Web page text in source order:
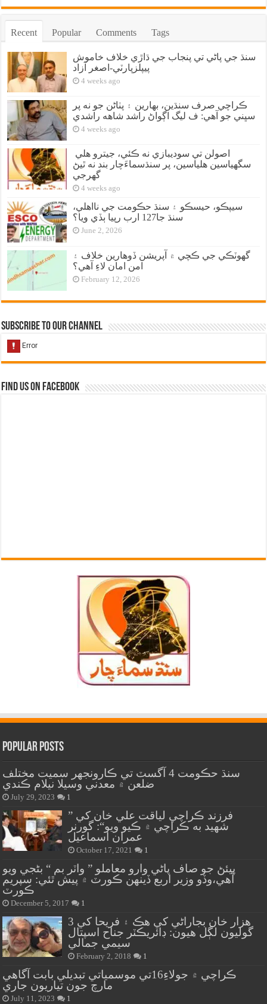
Recent Popular Comments Tags
سنڌ جي پاڻي تي پنجاب جي ڌاڙي خلاف خاموش
پيپلزپارٽي-اصغر آزاد
4 weeks ago
ڪراچي صرف سنڌين، بهارين ۽ پٺاڻن جو نه پر
سڀني جو آهي: ف ليگ اڳواڻ راشد شاهه راشدي
4 weeks ago
سگهياسين هلياسين، پر سنڌسماءَچار بند نه ٿيڻ
گهرجي
4 weeks ago
سيپڪو، حيسڪو ۽ سنڌ حڪومت جي نااهلي،
سنڌ جا127 ارب رپيا ٻڏي ويا؟
June 2, 2026
گهوٽڪي جي ڪچي ۾ آپريشن ڏوهارين خلاف ۽
امن امان لاءِ آهي؟
February 12, 2026
Subscribe to our Channel
Find us on Facebook
Popular Posts
سنڌ حڪومت 4 آگسٽ تي ڪارونجهر سميت مختلف
ضلعن ۾ معدني وسيلا نيلام ڪندي
July 29, 2023 1
” فرزند ڪراچي لياقت علي خان کي
شهيد به ڪراچي ۾ ڪيو ويو“: گورنر
عمران اسماعيل
October 17, 2021 1
پيئڻ جو صاف پاڻي وارو معاملو ” واٽر بم “ بڻجي ويو
آهي،وڏو وزير اربع ڏينهن ڪورٽ ۾ پيش ٿئي: سپريم
ڪورٽ
December 5, 2017 1
هزار خان بجاراڻي کي هڪ ۽ فريحا کي 3
گوليون لڳل هيون: ڊائريڪٽر جناح اسپتال
سيمي جمالي
February 2, 2018 1
ڪراچي ۾ جولاءِ16تي موسمياتي تبديلي بابت آگاهي
مارچ جون تياريون جاري
July 11, 2023 1